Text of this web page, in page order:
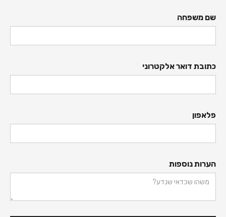
שם משפחה
כתובת דואר אלקטרוני
פלאפון
הערות נוספות